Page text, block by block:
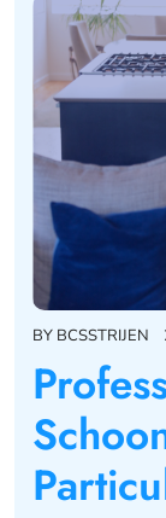
BY BCSSTRIJEN